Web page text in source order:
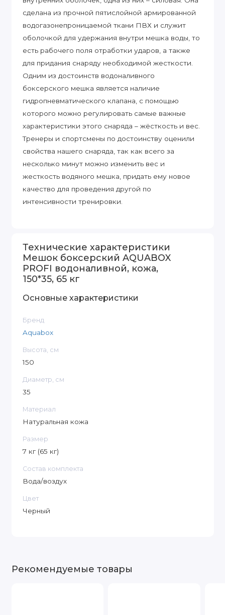
сделана из прочной пятислойной армированной
водогазонепроницаемой ткани ПВХ и служит
оболочкой для удержания внутри мешка воды, то
есть рабочего поля отработки ударов, а также
для придания снаряду необходимой жесткости.
Одним из достоинств водоналивного
боксерского мешка является наличие
гидропневматического клапана, с помощью
которого можно регулировать самые важные
характеристики этого снаряда – жёсткость и вес.
Тренеры и спортсмены по достоинству оценили
свойства нашего снаряда, так как всего за
несколько минут можно изменить вес и
жесткость водяного мешка, придать ему новое
качество для проведения другой по
интенсивности тренировки.
Технические характеристики
Мешок боксерский AQUABOX
PROFI водоналивной, кожа,
150*35, 65 кг
Основные характеристики
Бренд
Aquabox
Высота, см
150
Диаметр, см
35
Материал
Натуральная кожа
Размер
7 кг (65 кг)
Состав комплекта
Вода/воздух
Цвет
Черный
Рекомендуемые товары